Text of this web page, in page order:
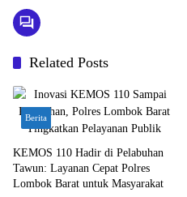
Related Posts
Berita
KEMOS 110 Hadir di Pelabuhan
Tawun: Layanan Cepat Polres
Lombok Barat untuk Masyarakat